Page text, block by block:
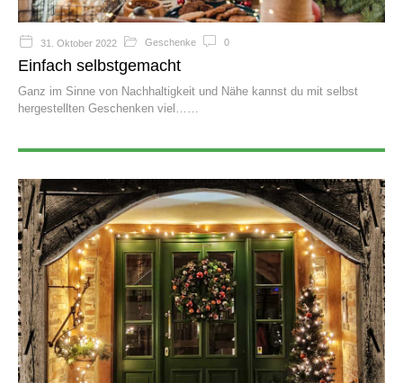
31. Oktober 2022 Geschenke 0
Einfach selbstgemacht
Ganz im Sinne von Nachhaltigkeit und Nähe kannst du mit selbst
hergestellten Geschenken viel…